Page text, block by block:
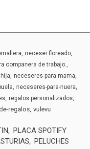
neceser floreado
companera de trabajo.
neceseres para mama
neceseres-para-nuera
regalos personalizados
regalos vulevu
PLACA SPOTIFY
PELUCHES